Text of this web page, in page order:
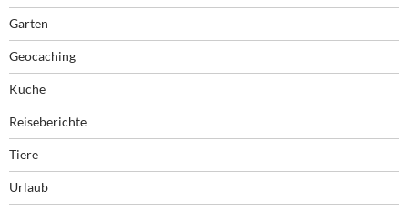
Garten
Geocaching
Küche
Reiseberichte
Tiere
Urlaub